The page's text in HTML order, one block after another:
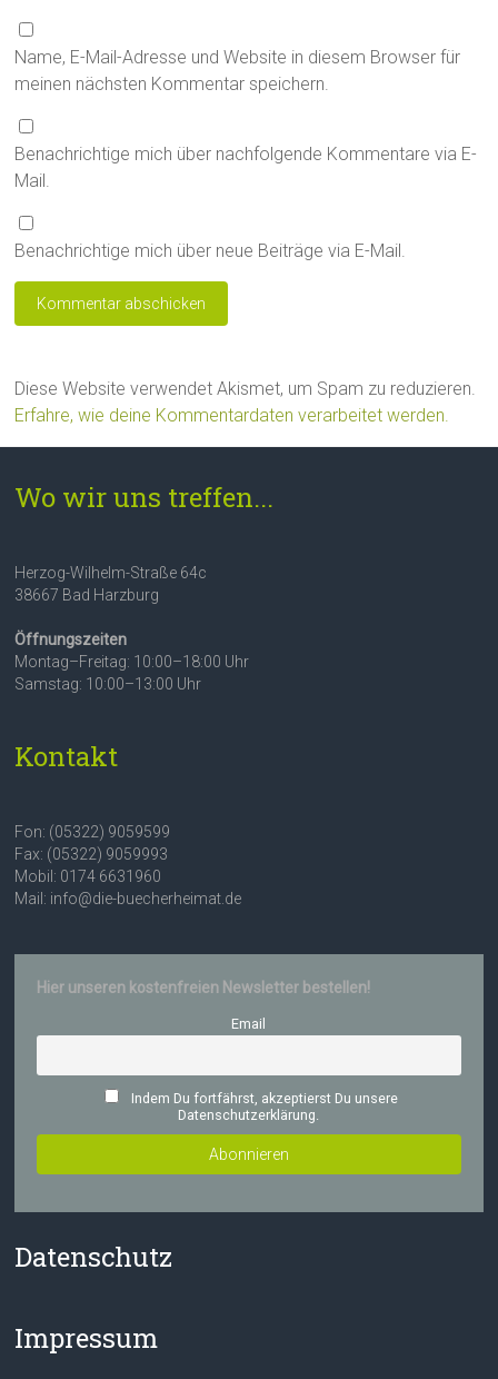
Name, E-Mail-Adresse und Website in diesem Browser für
meinen nächsten Kommentar speichern.
Benachrichtige mich über nachfolgende Kommentare via E-
Mail.
Benachrichtige mich über neue Beiträge via E-Mail.
Diese Website verwendet Akismet, um Spam zu reduzieren.
Erfahre, wie deine Kommentardaten verarbeitet werden.
Wo wir uns treffen...
Herzog-Wilhelm-Straße 64c
38667 Bad Harzburg
Öffnungszeiten
Montag–Freitag: 10:00–18:00 Uhr
Samstag: 10:00–13:00 Uhr
Kontakt
Fon: (05322) 9059599
Fax: (05322) 9059993
Mobil: 0174 6631960
Mail: info@die-buecherheimat.de
Hier unseren kostenfreien Newsletter bestellen!
Email
Indem Du fortfährst, akzeptierst Du unsere
Datenschutzerklärung.
Datenschutz
Impressum